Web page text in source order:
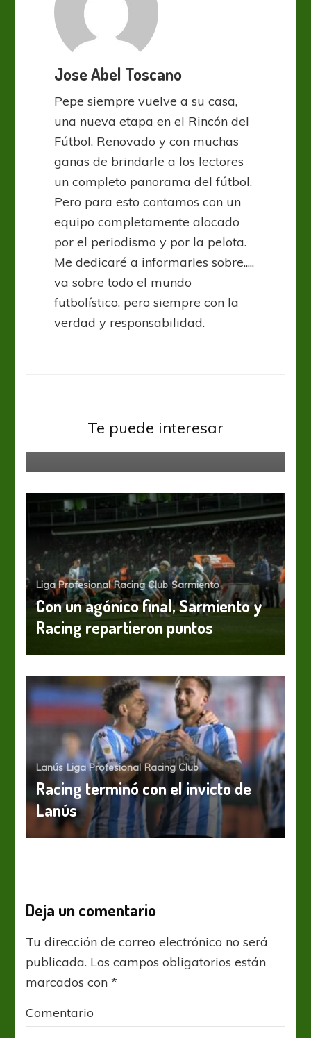
Jose Abel Toscano
Pepe siempre vuelve a su casa,
una nueva etapa en el Rincón del
Fútbol. Renovado y con muchas
ganas de brindarle a los lectores
un completo panorama del fútbol.
Pero para esto contamos con un
equipo completamente alocado
por el periodismo y por la pelota.
Me dedicaré a informarles sobre.....
va sobre todo el mundo
futbolístico, pero siempre con la
verdad y responsabilidad.
Te puede interesar
El último campeón apareció frente
Liga Profesional Racing Club Sarmiento
Con un agónico final, Sarmiento y
Racing repartieron puntos
Lanús Liga Profesional Racing Club
Racing terminó con el invicto de
Lanús
Deja un comentario
Tu dirección de correo electrónico no será
publicada. Los campos obligatorios están
marcados con*
Comentario